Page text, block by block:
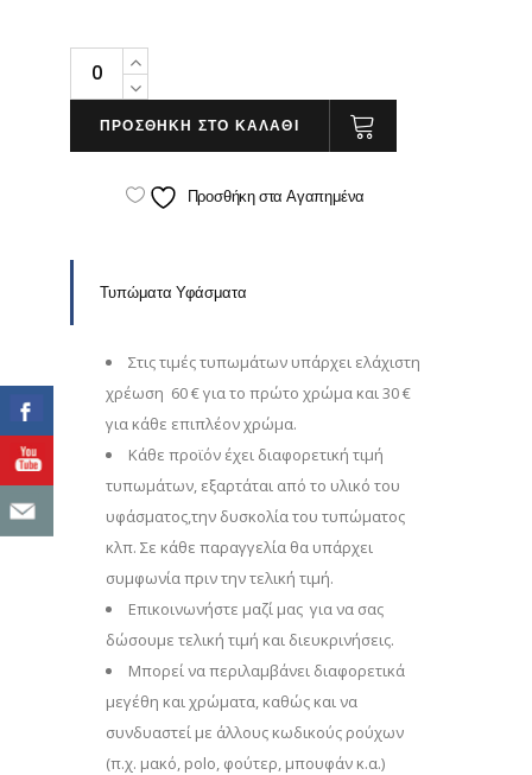
Sol's
Women
quantity
ΠΡΟΣΘΗΚΗ ΣΤΟ ΚΑΛΑΘΙ
Προσθήκη στα Αγαπημένα
Τυπώματα Υφάσματα
Στις τιμές τυπωμάτων υπάρχει ελάχιστη
χρέωση 60 € για το πρώτο χρώμα και 30 €
για κάθε επιπλέον χρώμα.
Κάθε προϊόν έχει διαφορετική τιμή
τυπωμάτων, εξαρτάται από το υλικό του
υφάσματος,την δυσκολία του τυπώματος
κλπ. Σε κάθε παραγγελία θα υπάρχει
συμφωνία πριν την τελική τιμή.
Επικοινωνήστε μαζί μας για να σας
δώσουμε τελική τιμή και διευκρινήσεις.
Μπορεί να περιλαμβάνει διαφορετικά
μεγέθη και χρώματα, καθώς και να
συνδυαστεί με άλλους κωδικούς ρούχων
(π.χ. μακό, polo, φούτερ, μπουφάν κ.α.)